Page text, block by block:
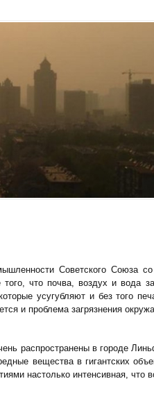
Советского Союза
что почва, воздух и вода
усугубляют и без того
и проблема загрязнения
распространены в городе
вещества в гигантских
настолько интенсивная, что